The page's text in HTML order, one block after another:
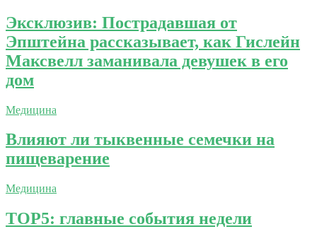
Эксклюзив: Пострадавшая от
Эпштейна рассказывает, как Гислейн
Максвелл заманивала девушек в его
дом
Медицина
Влияют ли тыквенные семечки на
пищеварение
Медицина
TOP5: главные события недели